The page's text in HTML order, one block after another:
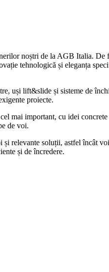
noștri de la AGB Italia. De
tehnologică și eleganța
uși lift&slide și sisteme de
proiecte.
mai important, cu idei concrete
de voi.
și relevante soluții, astfel încât
și de încredere.